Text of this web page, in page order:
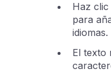
Haz clic
para
idiomas.
El texto